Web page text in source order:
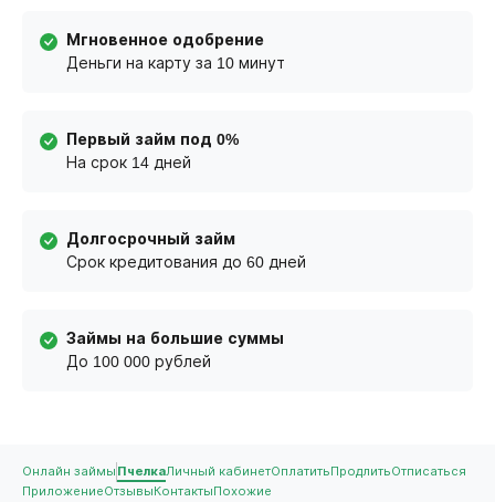
Мгновенное одобрение
Деньги на карту за 10 минут
Первый займ под 0%
На срок 14 дней
Долгосрочный займ
Срок кредитования до 60 дней
Займы на большие суммы
До 100 000 рублей
Онлайн займы ПчелкаЛичный кабинетОплатитьПродлитьОтписаться
ПриложениеОтзывыКонтактыПохожие